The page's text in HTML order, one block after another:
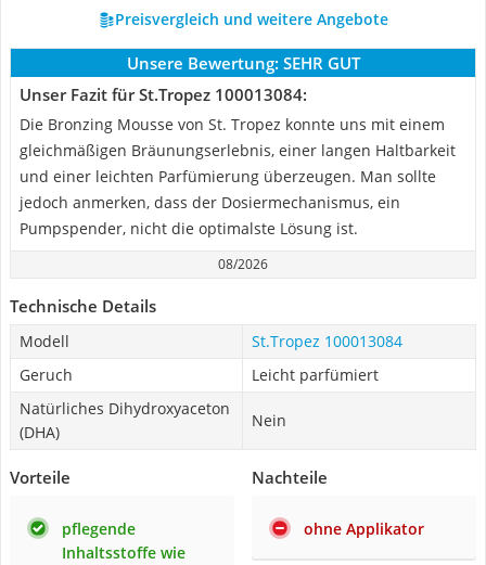
Preisvergleich und weitere Angebote
Unsere Bewertung: SEHR GUT
Unser Fazit für St.Tropez 100013084:
Die Bronzing Mousse von St. Tropez konnte uns mit einem
gleichmäßigen Bräunungserlebnis, einer langen Haltbarkeit
und einer leichten Parfümierung überzeugen. Man sollte
jedoch anmerken, dass der Dosiermechanismus, ein
Pumpspender, nicht die optimalste Lösung ist.
08/2026
Technische Details
Modell
St.Tropez 100013084
Geruch
Leicht parfümiert
Natürliches Dihydroxyaceton
(DHA)
Nein
Vorteile
pflegende
Inhaltsstoffe wie
Nachteile
ohne Applikator